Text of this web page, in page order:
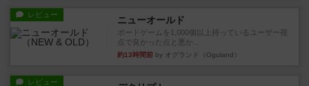
レビュー ニューオールド
ボードゲームを1,000個以上持っているユーザー視
点で良かった点と悪か...
約13時間前 by オグランド（Oguland）
レビュー